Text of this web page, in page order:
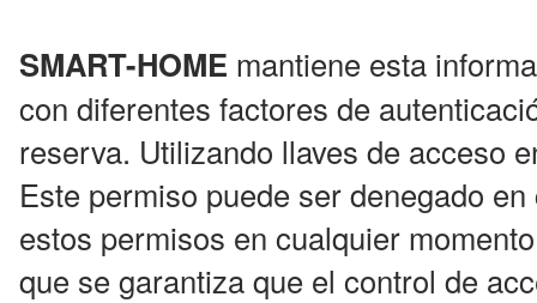
SMART-HOME mantiene esta
con diferentes factores de
reserva. Utilizando llaves de acceso
Este permiso puede ser denegado
estos permisos en cualquier
que se garantiza que el control de